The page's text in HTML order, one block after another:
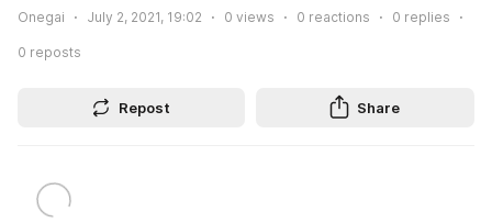
Onegai July 2, 2021, 19:02 0 views 0 reactions 0 replies
0 reposts
Repost Share